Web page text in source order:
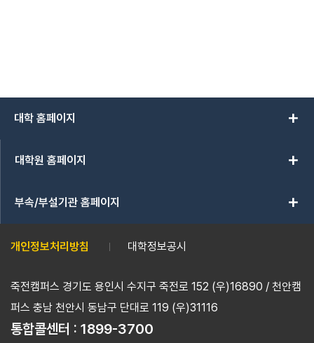
대학 홈페이지 add
대학원 홈페이지 add
부속/부설기관 홈페이지 add
개인정보처리방침 대학정보공시
죽전캠퍼스 경기도 용인시 수지구 죽전로 152 (우)16890 / 천안캠
퍼스 충남 천안시 동남구 단대로 119 (우)31116
통합콜센터 : 1899-3700